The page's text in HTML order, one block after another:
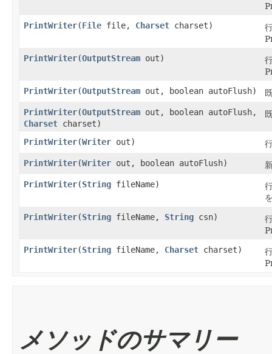
PrintWriter​(File file, Charset charset)
PrintWriter​(OutputStream out)
PrintWriter​(OutputStream out, boolean autoFlush)
PrintWriter​(OutputStream out, boolean autoFlush,
Charset charset)
PrintWriter​(Writer out)
PrintWriter​(Writer out, boolean autoFlush)
PrintWriter​(String fileName)
PrintWriter​(String fileName, String csn)
PrintWriter​(String fileName, Charset charset)
メソッドのサマリー